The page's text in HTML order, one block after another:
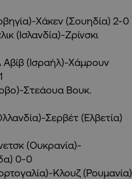
Χάκεν (Σουηδία) 2-0
(Ισλανδία)-Zρίνσκι
Αβίβ (Ισραήλ)-Χάμρουν
Στεάουα Βουκ.
Σερβέτ (Ελβετία)
(Ουκρανία)-
0-0
Κλουζ (Ρουμανία)